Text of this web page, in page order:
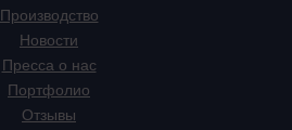
Производство
Новости
Пресса о нас
Портфолио
Отзывы